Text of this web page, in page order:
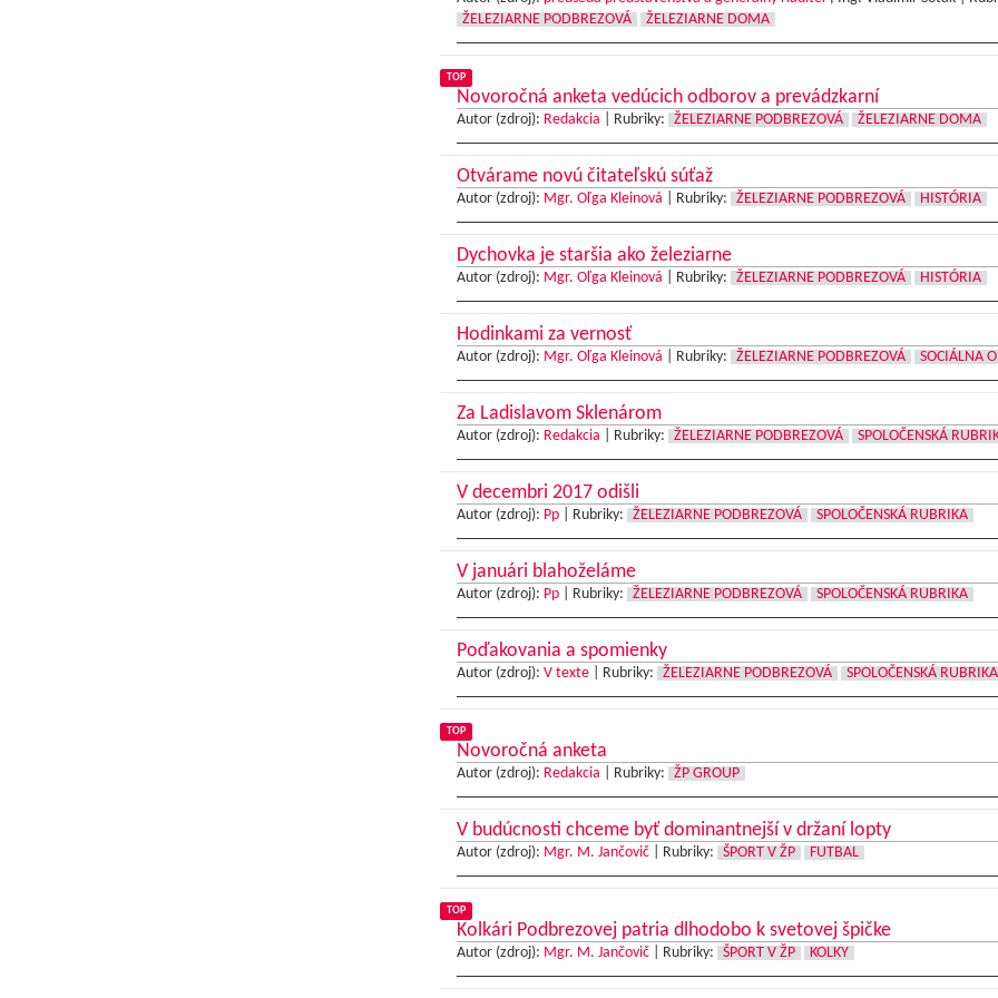
ŽELEZIARNE PODBREZOVÁ
ŽELEZIARNE DOMA
TOP
Novoročná anketa vedúcich odborov a prevádzkarní
Autor (zdroj): Redakcia Rubriky: ŽELEZIARNE PODBREZOVÁ ŽELEZIARNE DOMA
Otvárame novú čitateľskú súťaž
Autor (zdroj): Mgr. Oľga Kleinová Rubriky: ŽELEZIARNE PODBREZOVÁ HISTÓRIA
Dychovka je staršia ako železiarne
Autor (zdroj): Mgr. Oľga Kleinová Rubriky: ŽELEZIARNE PODBREZOVÁ HISTÓRIA
Hodinkami za vernosť
Autor (zdroj): Mgr. Oľga Kleinová Rubriky: ŽELEZIARNE PODBREZOVÁ SOCIÁLNA
Za Ladislavom Sklenárom
Autor (zdroj): Redakcia Rubriky: ŽELEZIARNE PODBREZOVÁ SPOLOČENSKÁ
V decembri 2017 odišli
Autor (zdroj): Pp| Rubriky: ŽELEZIARNE PODBREZOVÁ SPOLOČENSKÁ RUBRIKA
V januári blahoželáme
Autor (zdroj): Pp| Rubriky: ŽELEZIARNE PODBREZOVÁ SPOLOČENSKÁ RUBRIKA
Poďakovania a spomienky
Autor (zdroj): V texte| Rubriky: ŽELEZIARNE PODBREZOVÁ SPOLOČENSKÁ RUBRIKA
TOP
Novoročná anketa
Autor (zdroj): Redakcia Rubriky: ŽP GROUP
V budúcnosti chceme byť dominantnejší v držaní lopty
Autor (zdroj): Mgr. M. Jančovič| Rubriky: ŠPORT V ŽP FUTBAL
TOP
Kolkári Podbrezovej patria dlhodobo k svetovej špičke
Autor (zdroj): Mgr. M. Jančovič| Rubriky: ŠPORT V ŽP KOLKY